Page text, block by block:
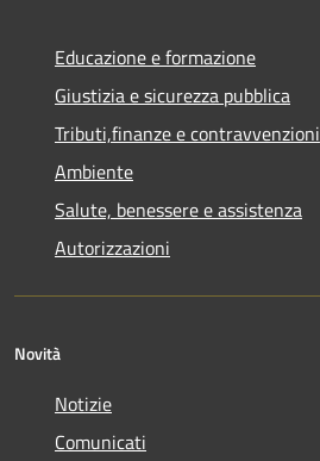
Educazione e formazione
Giustizia e sicurezza pubblica
Tributi,finanze e contravvenzioni
Ambiente
Salute, benessere e assistenza
Autorizzazioni
Novità
Notizie
Comunicati